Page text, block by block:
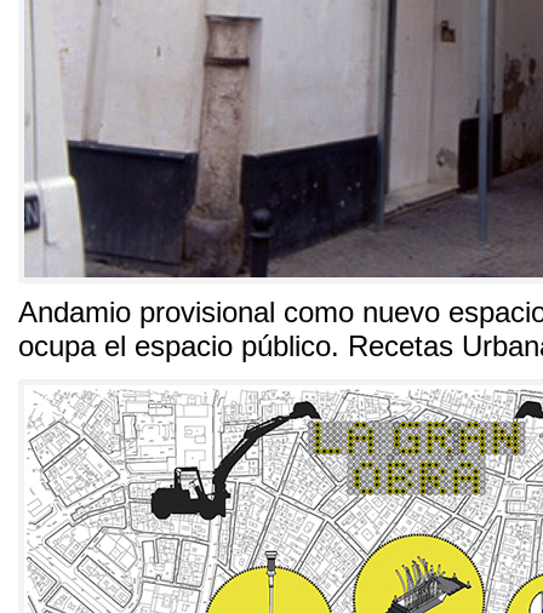
Andamio provisional como nuevo
ocupa el espacio público. Recetas